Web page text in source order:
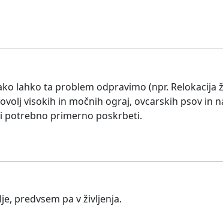
lahko ta problem odpravimo (npr.
visokih in močnih ograj, ovcarskih psov in
potrebno primerno poskrbeti.
predvsem pa v življenja.